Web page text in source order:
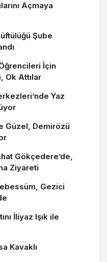
Açmaya
Şube
İçin
Ok Attılar
Yaz
Güzel, Demirözü
Gökçedere’de,
Ziyareti
Gezici
İliyaz Işık ile
Kavaklı